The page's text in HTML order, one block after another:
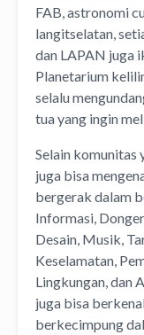
FAB, astronomi
langitselatan,
dan LAPAN juga
Planetarium
selalu
tua yang ingin
Selain komunitas
juga bisa
bergerak dalam
Informasi,
Desain, Musik,
Keselamatan,
Lingkungan, dan
juga bisa
berkecimpung